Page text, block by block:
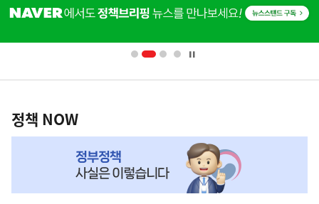
기
단
배
영
책
NOW,
정책 NOW